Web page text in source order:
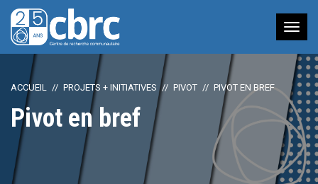
à
ACCUEIL PROJETS + INITIATIVES PIVOT PIVOT EN BREF
Pivot en bref